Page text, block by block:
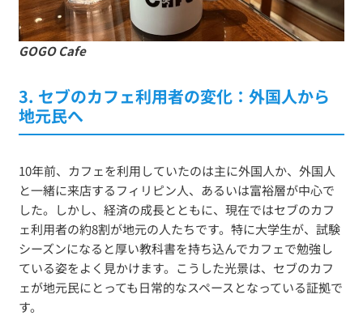
GOGO Cafe
3. セブのカフェ利用者の変化：外国人から
地元民へ
10年前、カフェを利用していたのは主に外国人か、外国人
と一緒に来店するフィリピン人、あるいは富裕層が中心で
した。しかし、経済の成長とともに、現在ではセブのカフ
ェ利用者の約8割が地元の人たちです。特に大学生が、試験
シーズンになると厚い教科書を持ち込んでカフェで勉強し
ている姿をよく見かけます。こうした光景は、セブのカフ
ェが地元民にとっても日常的なスペースとなっている証拠で
す。